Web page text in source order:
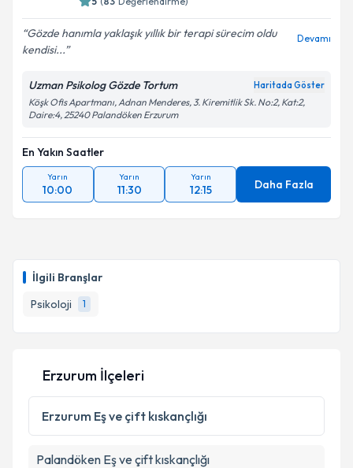
İlgili Branşlar
Psikoloji
1
Gözde hanımla yaklaşık yıllık bir terapi sürecim oldu
kendisi...
Devamı
Uzman Psikolog Gözde Tortum Haritada Göster
Köşk Ofis Apartmanı, Adnan Menderes, 3. Kiremitlik Sk. No:2, Kat:2,
Daire:4, 25240 Palandöken Erzurum
En Yakın Saatler
Yarın
10:00
Yarın
11:30
Yarın
12:15 Daha Fazla
Erzurum İlçeleri
Erzurum Eş ve çift kıskançlığı
Palandöken Eş ve çift kıskançlığı